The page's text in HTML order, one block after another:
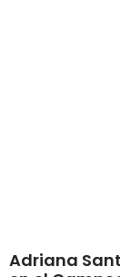
Adriana